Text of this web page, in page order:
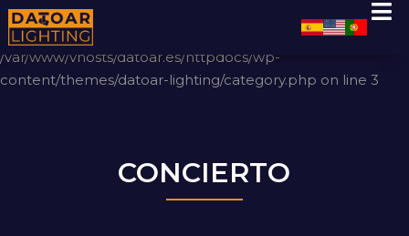
Warning: Undefined array key "type" in
/var/www/vhosts/datoar.es/httpdocs/wp-
content/themes/datoar-lighting/category.php on line 3
CONCIERTO